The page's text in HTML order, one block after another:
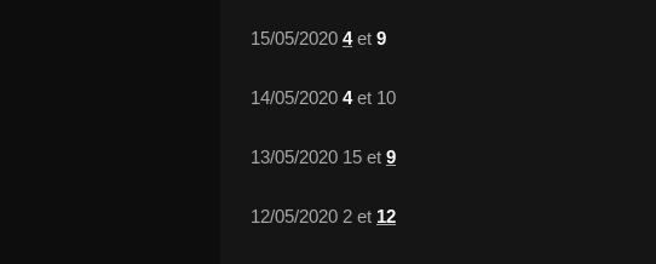
15/05/2020 4et 9
14/05/2020 4et 10
13/05/2020 15 et 9
12/05/2020 2 et 12